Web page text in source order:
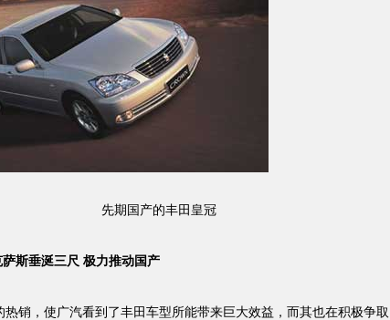
先期国产的丰田皇冠
斯垂涎三尺 极力推动国产
，使广汽看到了丰田车型所能带来巨大效益，而其也在积极争取